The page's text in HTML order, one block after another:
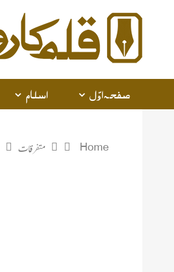
صفحہ اوّل اسلام
Home متفرقات